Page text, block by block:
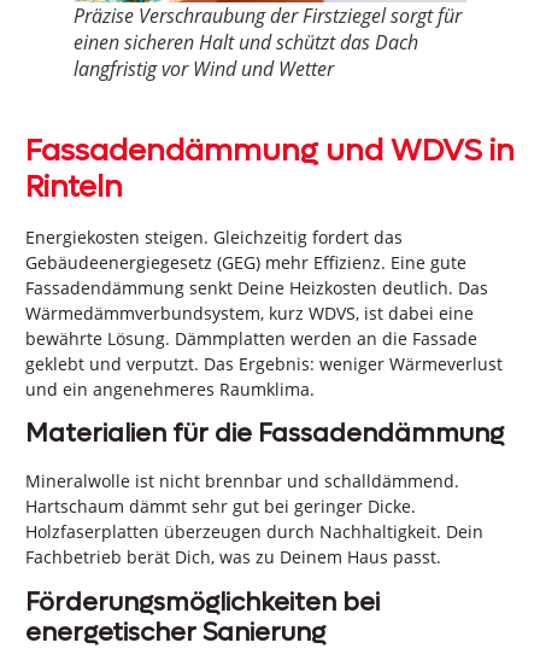
Präzise Verschraubung der Firstziegel sorgt für
einen sicheren Halt und schützt das Dach
langfristig vor Wind und Wetter
Fassadendämmung und WDVS in
Rinteln
Energiekosten steigen. Gleichzeitig fordert das
Gebäudeenergiegesetz (GEG) mehr Effizienz. Eine gute
Fassadendämmung senkt Deine Heizkosten deutlich. Das
Wärmedämmverbundsystem, kurz WDVS, ist dabei eine
bewährte Lösung. Dämmplatten werden an die Fassade
geklebt und verputzt. Das Ergebnis: weniger Wärmeverlust
und ein angenehmeres Raumklima.
Materialien für die Fassadendämmung
Mineralwolle ist nicht brennbar und schalldämmend.
Hartschaum dämmt sehr gut bei geringer Dicke.
Holzfaserplatten überzeugen durch Nachhaltigkeit. Dein
Fachbetrieb berät Dich, was zu Deinem Haus passt.
Förderungsmöglichkeiten bei
energetischer Sanierung